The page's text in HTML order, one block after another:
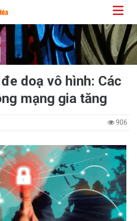
doạ vô hình: Các
mạng gia tăng
906